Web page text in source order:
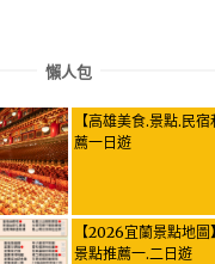
懶人包
【高雄美食.景點.民
薦一日遊
【2026宜蘭景點地
景點推薦一.二日遊